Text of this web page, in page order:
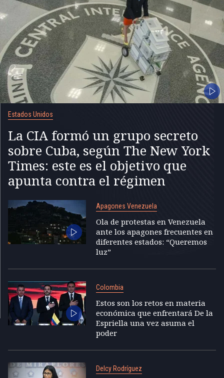
Estados Unidos
La CIA formó un grupo secreto
sobre Cuba, según The New York
Times: este es el objetivo que
apunta contra el régimen
Apagones Venezuela
Ola de protestas en Venezuela
ante los apagones frecuentes en
diferentes estados: “Queremos
luz”
Colombia
Estos son los retos en materia
económica que enfrentará De la
Espriella una vez asuma el
poder
Delcy Rodríguez